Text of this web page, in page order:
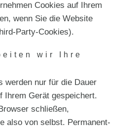
Cookies auf Ihrem
wenn Sie die Website
Party-Cookies).
wir Ihre
werden nur für die Dauer
Ihrem Gerät gespeichert.
schließen,
also von selbst. Permanent-